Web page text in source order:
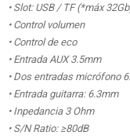
• Slot: USB / TF (*máx
• Control volumen
• Control de eco
• Entrada AUX 3.5mm
• Dos entradas micrófono
• Entrada guitarra: 6.3mm
• Inpedancia 3 Ohm
• S/N Ratio: ≥80dB